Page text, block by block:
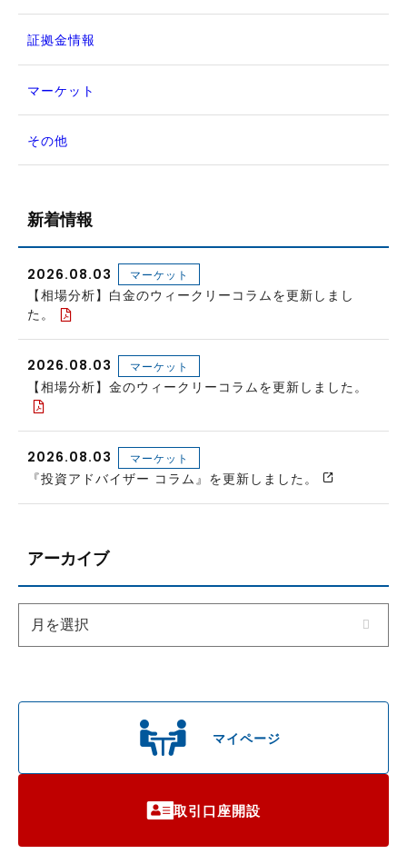
マイページ
取引口座開設
証拠金情報
マーケット
その他
新着情報
2026.08.03 マーケット
【相場分析】白金のウィークリーコラムを更新しまし
た。
2026.08.03 マーケット
【相場分析】金のウィークリーコラムを更新しました。
2026.08.03 マーケット
『投資アドバイザー コラム』を更新しました。
アーカイブ